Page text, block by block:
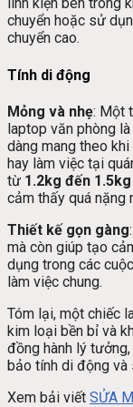
linh kiện bên trong
chuyển hoặc sử
chuyển cao.
Tính di động
Mỏng và nhẹ: Một
laptop văn phòng
dàng mang theo
hay làm việc tại
từ 1.2kg đến 1.5kg
cảm thấy quá nặng
Thiết kế gọn gàng
mà còn giúp tạo
dụng trong các
làm việc chung.
Tóm lại, một chiếc
kim loại bền bỉ và
đồng hành lý
bảo tính di động và
Xem bải viết SỬA